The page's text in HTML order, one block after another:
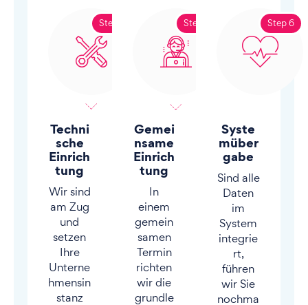
Step 4
Techni
sche
Einrich
tung
Wir sind
am Zug
und
setzen
Ihre
Unterne
hmensin
stanz
Step 5
Gemei
nsame
Einrich
tung
In
einem
gemein
samen
Termin
richten
wir die
grundle
Step 6
Syste
müber
gabe
Sind alle
Daten
im
System
integrie
rt,
führen
wir Sie
nochma